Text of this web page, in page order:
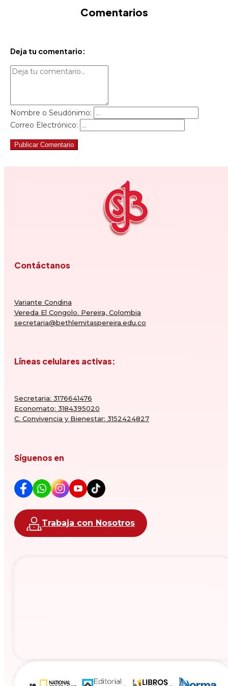
Comentarios
Deja tu comentario:
Nombre o Seudónimo:
Correo Electrónico:
Publicar Comentario
Contáctanos
Variante Condina
Vereda El Congolo. Pereira, Colombia
secretaria@bethlemitaspereira.edu.co
Líneas celulares activas:
Secretaria: 3176641476
Economato: 3184395020
C. Convivencia y Bienestar: 3152424827
Síguenos en
Trabaja con Nosotros